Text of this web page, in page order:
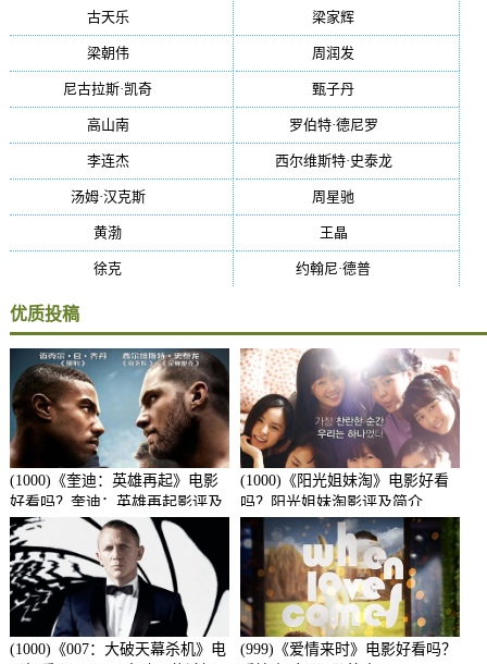
古天乐 梁家辉
梁朝伟(37) 周润发
尼古拉斯·凯奇 甄子丹
高山南(33) 罗伯特·德尼罗
李连杰(29) 西尔维斯特·史泰龙(29)
汤姆·汉克斯(27) 周星驰
黄渤 王晶
徐克 约翰尼·德普
优质投稿
(1000)《奎迪：英雄再起》电影
好看吗？奎迪：英雄再起影评及
简介
(1000)《阳光姐妹淘》电影好看
吗？阳光姐妹淘影评及简介
(1000)《007：大破天幕杀机》电
(999)《爱情来时》电影好看吗？